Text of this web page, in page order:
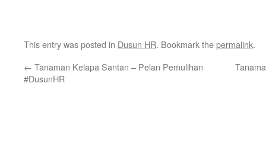
This entry was posted in Dusun HR. Bookmark thepermalink.
← Tanaman Kelapa Santan – Pelan Pemulihan
#DusunHR